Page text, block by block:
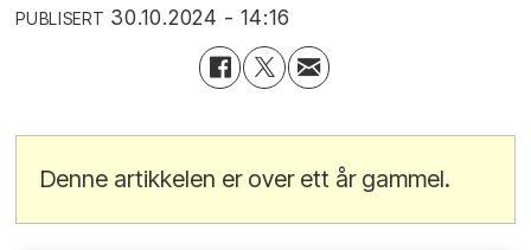
PUBLISERT 30.10.2024 - 14:16
Denne artikkelen er over ett år gammel.